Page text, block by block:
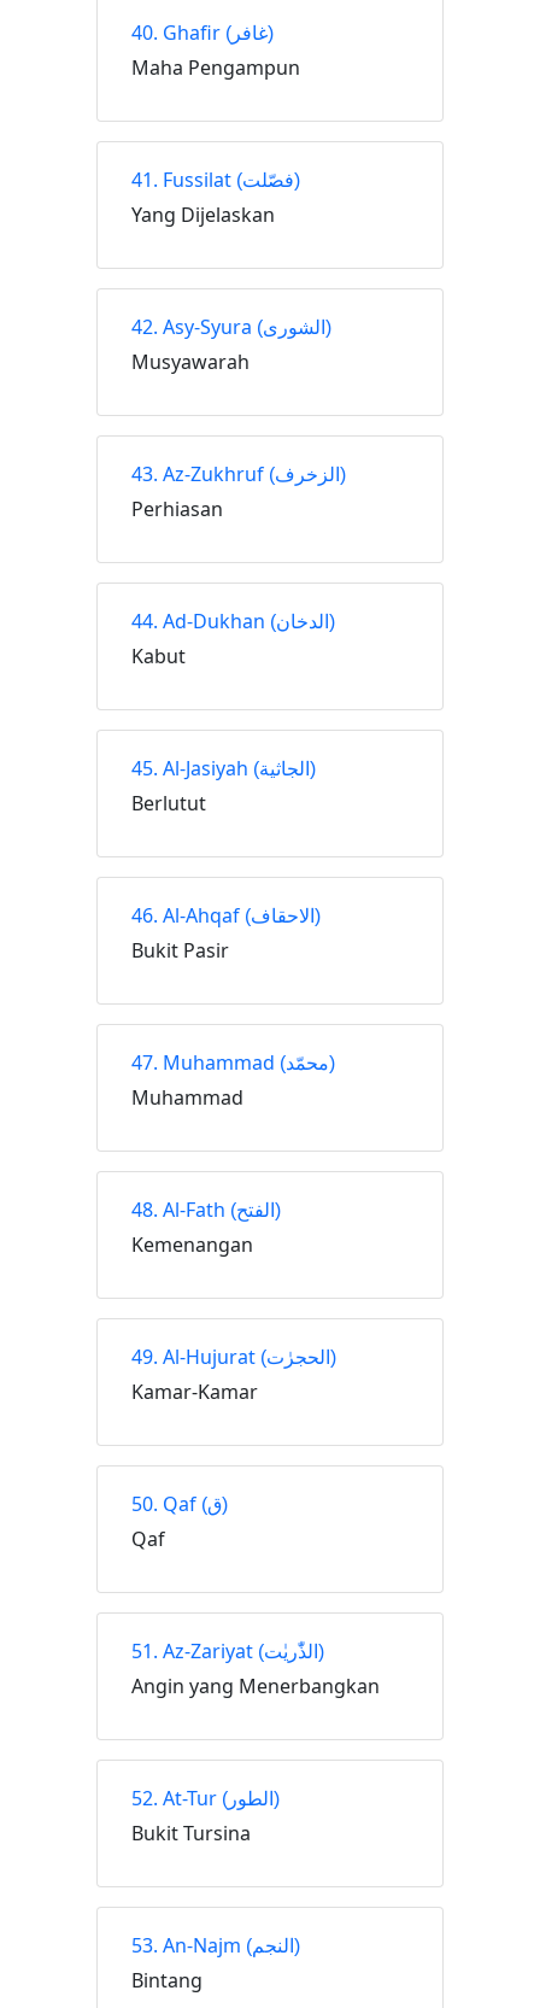
40. Ghafir (غافر)
Maha Pengampun
41. Fussilat (فصّلت)
Yang Dijelaskan
42. Asy-Syura (الشورى)
Musyawarah
43. Az-Zukhruf (الزخرف)
Perhiasan
44. Ad-Dukhan (الدخان)
Kabut
45. Al-Jasiyah (الجاثية)
Berlutut
46. Al-Ahqaf (الاحقاف)
Bukit Pasir
47. Muhammad (محمّد)
Muhammad
48. Al-Fath (الفتح)
Kemenangan
49. Al-Hujurat (الحجرٰت)
Kamar-Kamar
50. Qaf (ق)
Qaf
51. Az-Zariyat (الذّٰريٰت)
Angin yang Menerbangkan
52. At-Tur (الطور)
Bukit Tursina
53. An-Najm (النجم)
Bintang